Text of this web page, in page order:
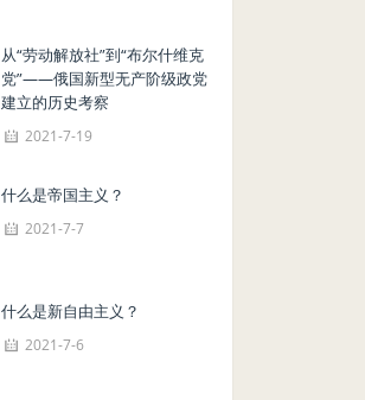
从“劳动解放社”到“布尔什维克
党”——俄国新型无产阶级政党
建立的历史考察
2021-7-19
什么是帝国主义？
2021-7-7
什么是新自由主义？
2021-7-6